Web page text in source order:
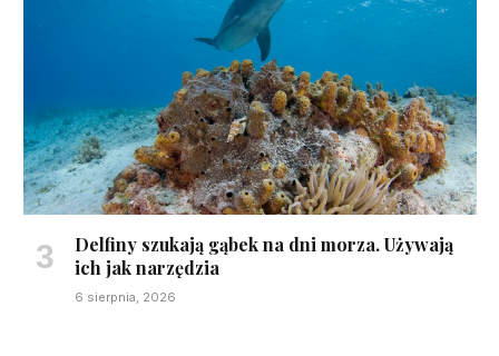
Delfiny szukają gąbek na dni morza. Używają
ich jak narzędzia
6 sierpnia, 2026